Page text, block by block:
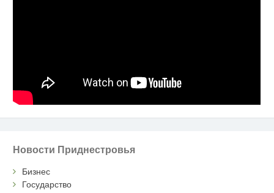
Новости Приднестровья
Бизнес
Государство